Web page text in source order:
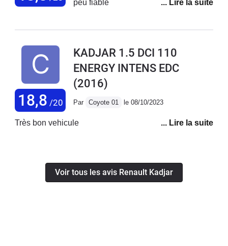
maintenant si ce SUV sera aussi fiable
210 000 kms SANS aucun pépin et
peu fiable
18,8 /20
KADJAR 1.5 DCI 110
ENERGY INTENS EDC
(2016)
Par Coyote 01 le 08/10/2023
Très bon vehicule
Voir tous les avis Renault Kadjar